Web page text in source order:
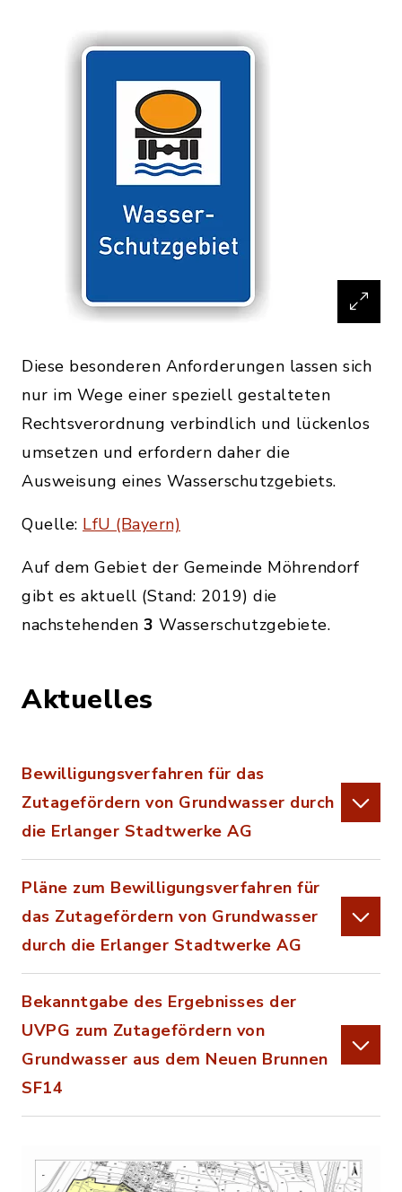
Diese besonderen Anforderungen lassen sich
nur im Wege einer speziell gestalteten
Rechtsverordnung verbindlich und lückenlos
umsetzen und erfordern daher die
Ausweisung eines Wasserschutzgebiets.
Quelle: LfU (Bayern)
Auf dem Gebiet der Gemeinde Möhrendorf
gibt es aktuell (Stand: 2019) die
nachstehenden 3 Wasserschutzgebiete.
Aktuelles
Bewilligungsverfahren für das
Zutagefördern von Grundwasser durch
die Erlanger Stadtwerke AG
Pläne zum Bewilligungsverfahren für
das Zutagefördern von Grundwasser
durch die Erlanger Stadtwerke AG
Bekanntgabe des Ergebnisses der
UVPG zum Zutagefördern von
Grundwasser aus dem Neuen Brunnen
SF14